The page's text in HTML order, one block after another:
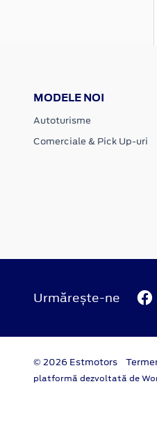
MODELE NOI
Autoturisme
Comerciale & Pick Up-uri
Urmărește-ne
© 2026 Estmotors
platformă dezvoltată de